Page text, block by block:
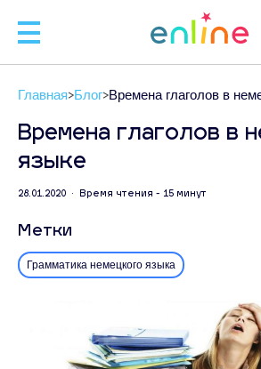
Главная Блог Времена глаголов в
Времена глаголов в
языке
28.01.2020 • Время чтения - 15 минут
Метки
Грамматика немецкого языка